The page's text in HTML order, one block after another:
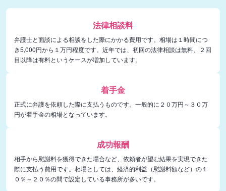
法律相談料
弁護士と面談による相談をした際にかかる費用です。相場は１時間につ
き5,000円から１万円程度です。近年では、初回の法律相談は無料、２回
目以降は有料というケースが増加しています。
着手金
正式に弁護を依頼した際に支払うものです。一般的に２０万円～３０万
円が着手金の相場となっています。
成功報酬
相手から慰謝料を獲得できた場合など、依頼者が望む結果を実現できた
際に支払う費用です。相場としては、経済的利益（慰謝料額など）の１
０％～２０％の間で設定している事務所が多いです。